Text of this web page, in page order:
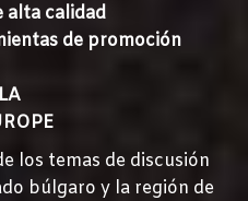
alta calidad
de promoción
los temas de discusión
búlgaro y la región de